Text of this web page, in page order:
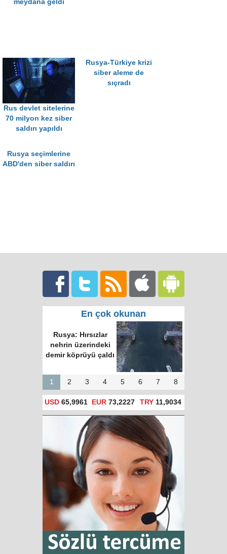
meydana geldi
Rus devlet sitelerine
70 milyon kez siber
saldırı yapıldı
Rusya-Türkiye krizi
siber aleme de
sıçradı
Rusya seçimlerine
ABD'den siber saldırı
En çok okunan
Rusya: Hırsızlar
nehrin üzerindeki
demir köprüyü çaldı
1 2 3 4 5 6 7 8
USD 65,9961 EUR 73,2227 TRY 11,9034